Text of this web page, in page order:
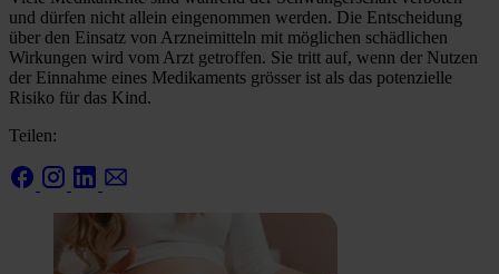
und dürfen nicht allein eingenommen werden. Die Entscheidung
über den Einsatz von Arzneimitteln mit möglichen schädlichen
Wirkungen wird vom Arzt getroffen. Sie tritt auf, wenn der Nutzen
der Einnahme eines Medikaments grösser ist als das potenzielle
Risiko für das Kind.
Teilen: